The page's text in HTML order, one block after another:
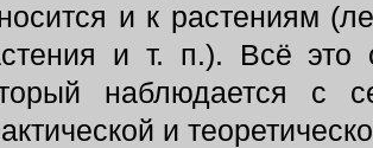
и к растениям
и т. п.). Всё это
наблюдается с
и